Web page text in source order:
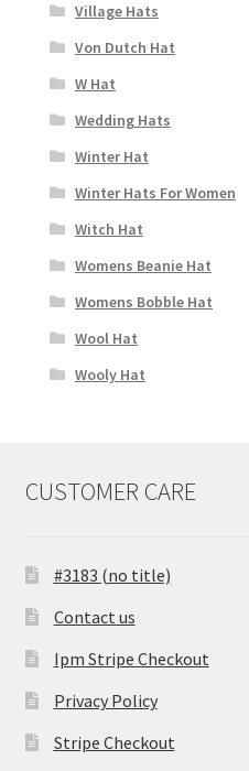
Village Hats
Von Dutch Hat
W Hat
Wedding Hats
Winter Hat
Winter Hats For Women
Witch Hat
Womens Beanie Hat
Womens Bobble Hat
Wool Hat
Wooly Hat
CUSTOMER CARE
#3183 (no title)
Contact us
Ipm Stripe Checkout
Privacy Policy
Stripe Checkout